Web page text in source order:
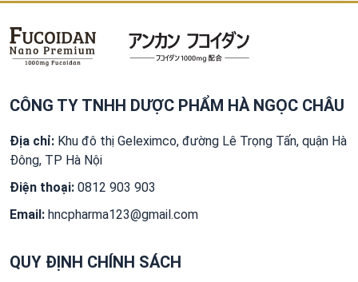
CÔNG TY TNHH DƯỢC PHẨM HÀ NGỌC CHÂU
Địa chỉ: Khu đô thị Geleximco, đường Lê Trọng Tấn, quận Hà
Đông, TP Hà Nội
Điện thoại: 0812 903 903
Email: hncpharma123@gmail.com
QUY ĐỊNH CHÍNH SÁCH